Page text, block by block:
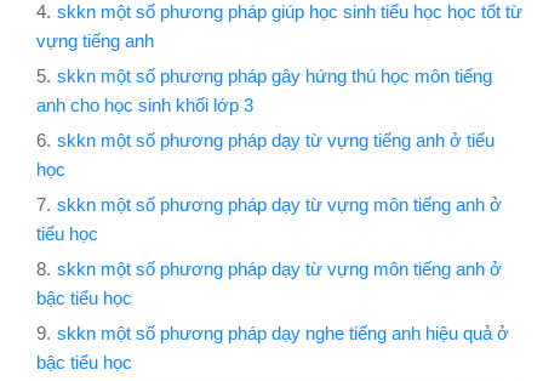
skkn một số phương pháp giúp học sinh tiểu học học tốt từ
vựng tiếng anh
skkn một số phương pháp gây hứng thú học môn tiếng
anh cho học sinh khối lớp 3
skkn một số phương pháp dạy từ vựng tiếng anh ở tiểu
học
skkn một số phương pháp dạy từ vựng môn tiếng anh ở
tiểu học
skkn một số phương pháp dạy từ vựng môn tiếng anh ở
bậc tiểu học
skkn một số phương pháp dạy nghe tiếng anh hiệu quả ở
bậc tiểu học